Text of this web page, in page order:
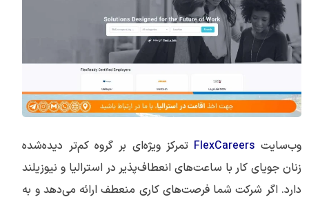
وب‌سایت FlexCareers تمرکز ویژه‌ای بر گروه کم‌تر دیده‌شده
زنان جویای کار با ساعت‌های انعطاف‌پذیر در استرالیا و نیوزیلند
دارد. اگر شرکت شما فرصت‌های کاری منعطف ارائه می‌دهد و به